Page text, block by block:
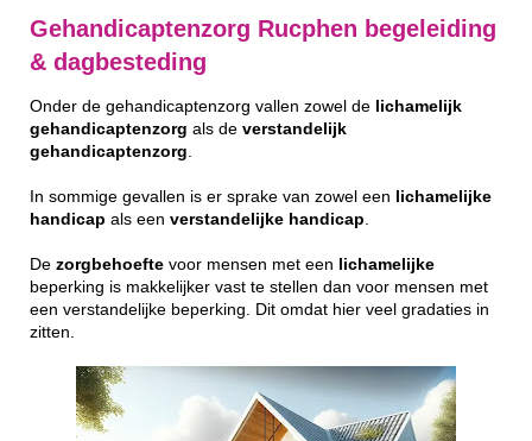
Gehandicaptenzorg Rucphen begeleiding
& dagbesteding
Onder de gehandicaptenzorg vallen zowel de lichamelijk
gehandicaptenzorg als de verstandelijk
gehandicaptenzorg
In sommige gevallen is er sprake van zowel een lichamelijke
handicap als een verstandelijke handicap
De zorgbehoefte voor mensen met een lichamelijke
beperking is makkelijker vast te stellen dan voor mensen met
een verstandelijke beperking. Dit omdat hier veel gradaties in
zitten.